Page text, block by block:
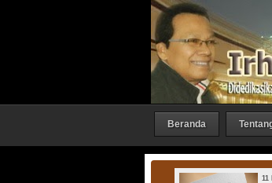
Beranda
10 July 2017